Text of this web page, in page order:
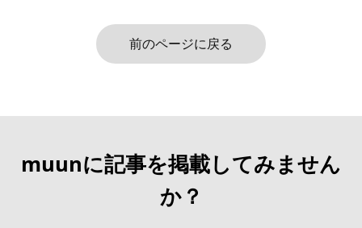
前のページに戻る
muunに記事を掲載してみません
か？